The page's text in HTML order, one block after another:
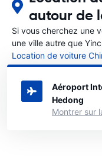
autour de
Si vous cherchez une
une ville autre que
Location de voiture
le Chine où vous
Aéroport
Hedong
Montrer sur